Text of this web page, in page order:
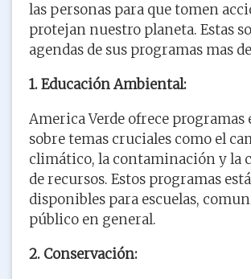
las personas para que tomen
protejan nuestro planeta. Estas
agendas de sus programas mas
1. Educación Ambiental:
America Verde ofrece programas
sobre temas cruciales como el
climático, la contaminación y la
de recursos. Estos programas
disponibles para escuelas,
público en general.
2. Conservación: